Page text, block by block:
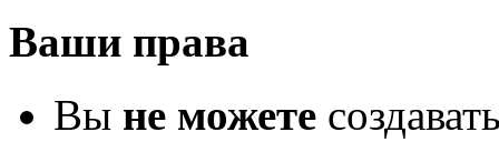
Ваши права
Вы не можете